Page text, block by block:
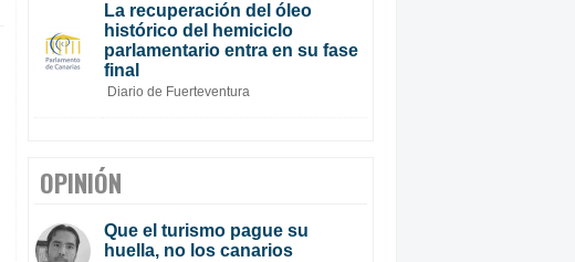
La recuperación del óleo
histórico del hemiciclo
parlamentario entra en su fase
final
Diario de Fuerteventura
OPINIÓN
Que el turismo pague su
huella, no los canarios